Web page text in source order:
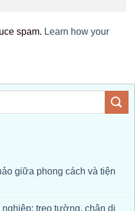
spam. Learn how your
giữa phong cách và tiện
treo tường, chân di